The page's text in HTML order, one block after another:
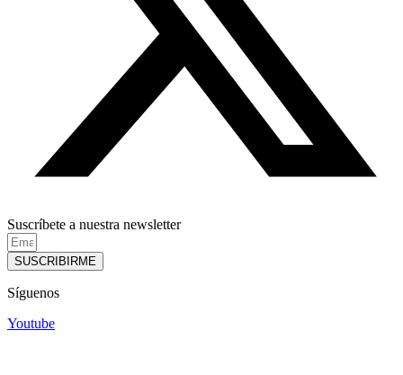
Suscríbete a nuestra newsletter
SUSCRIBIRME
Síguenos
Youtube